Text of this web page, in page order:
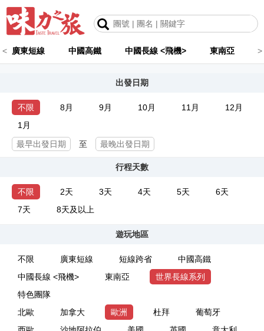
< 廣東短線 中國高鐵 中國長線 <飛機> 東南亞 >
出發日期
不限 8月 9月 10月 11月
12月
1月
至
行程天數
不限 2天 3天 4天 5天
6天
7天
8天及以上
遊玩地區
不限 廣東短線 短線跨省
中國高鐵
中國長線 <飛機>
東南亞
世界長線系列
特色團隊
北歐
加拿大 歐洲 杜拜
葡萄牙